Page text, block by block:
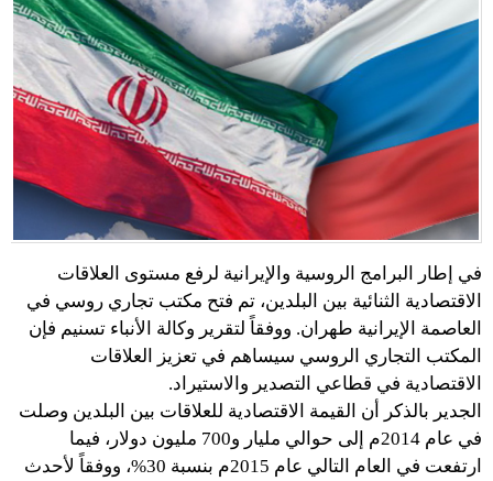
في إطار البرامج الروسية والإيرانية لرفع مستوى العلاقات
الاقتصادية الثنائية بين البلدين، تم فتح مكتب تجاري روسي في
العاصمة الإيرانية طهران. ووفقاً لتقرير وكالة الأنباء تسنيم فإن
المكتب التجاري الروسي سيساهم في تعزيز العلاقات
الاقتصادية في قطاعي التصدير والاستيراد.
الجدير بالذكر أن القيمة الاقتصادية للعلاقات بين البلدين وصلت
في عام 2014م إلى حوالي مليار و700 مليون دولار، فيما
ارتفعت في العام التالي عام 2015م بنسبة 30%، ووفقاً لأحدث